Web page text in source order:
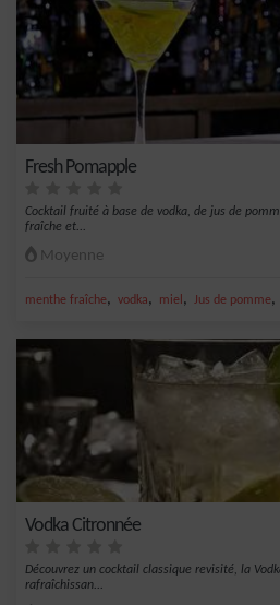
Fresh Pomapple
Cocktail fruité à base de vodka, de jus de
fraîche et...
Moyenne
menthe fraîche, vodka, miel , Jus de pomme,
Vodka Citronnée
Découvrez un cocktail classique revisité, la
rafraîchissan...